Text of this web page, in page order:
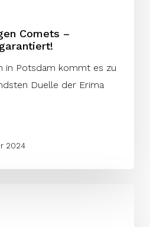
Comets –
in Potsdam kommt es zu
Duelle der Erima
2024